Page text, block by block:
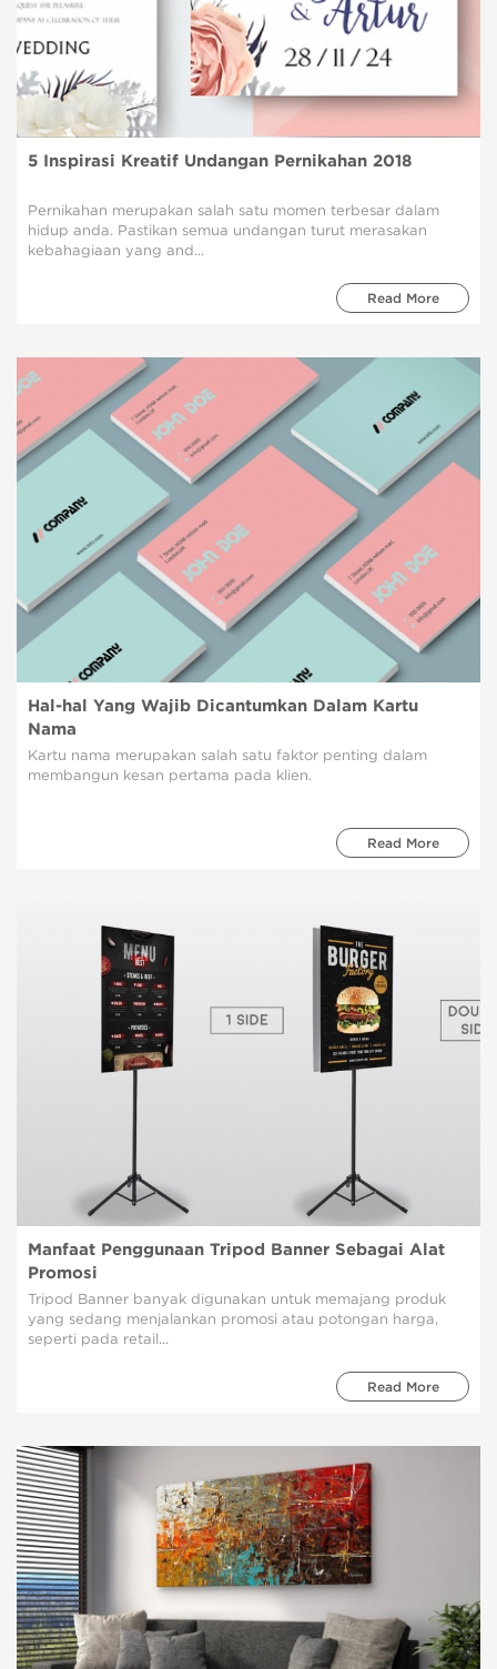
5 Inspirasi Kreatif Undangan Pernikahan 2018
Pernikahan merupakan salah satu momen terbesar dalam
hidup anda. Pastikan semua undangan turut merasakan
kebahagiaan yang and...
Read More
Hal-hal Yang Wajib Dicantumkan Dalam Kartu
Nama
Kartu nama merupakan salah satu faktor penting dalam
membangun kesan pertama pada klien.
Read More
Manfaat Penggunaan Tripod Banner Sebagai Alat
Promosi
Tripod Banner banyak digunakan untuk memajang produk
yang sedang menjalankan promosi atau potongan harga,
seperti pada retail...
Read More